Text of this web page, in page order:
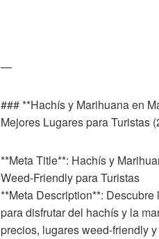
—
### **Hachís y Marihuana en
Mejores Lugares para Turistas
**Meta Title**: Hachís y
Weed-Friendly para Turistas
**Meta Description**:
para disfrutar del hachís y la
precios, lugares weed-friendly